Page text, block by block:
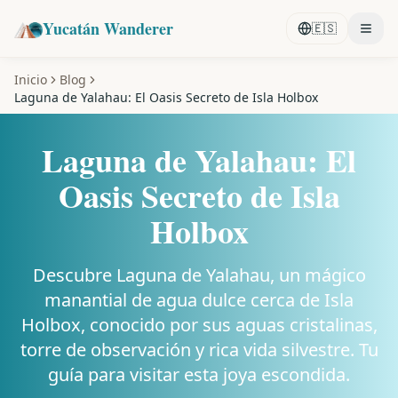
Yucatán Wanderer 🇪🇸
Inicio
Blog
Laguna de Yalahau: El Oasis Secreto de Isla Holbox
Laguna de Yalahau: El
Oasis Secreto de Isla
Holbox
Descubre Laguna de Yalahau, un mágico
manantial de agua dulce cerca de Isla
Holbox, conocido por sus aguas cristalinas,
torre de observación y rica vida silvestre. Tu
guía para visitar esta joya escondida.